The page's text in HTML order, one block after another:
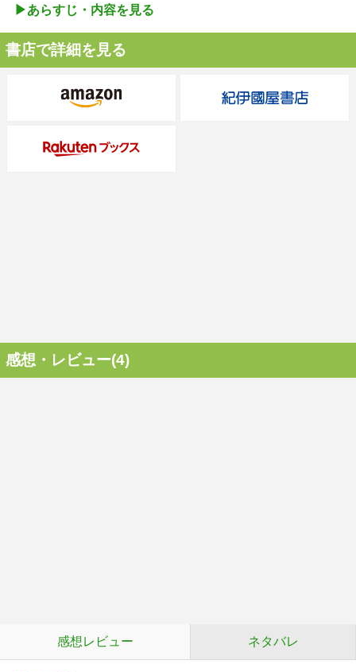
▶︎あらすじ・内容を見る
書店で詳細を見る
感想・レビュー(4)
感想レビュー ネタバレ